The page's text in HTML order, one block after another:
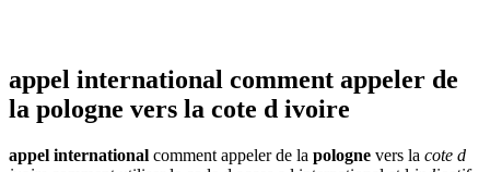
appel international comment appeler de
la pologne vers la cote d ivoire
appel international comment appeler de la pologne vers la cote d